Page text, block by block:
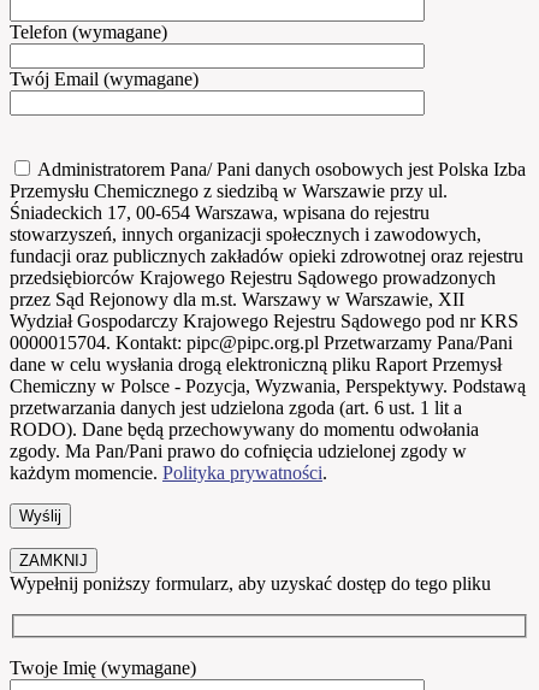
Telefon (wymagane)
Twój Email (wymagane)
Administratorem Pana/ Pani danych osobowych jest Polska Izba
Przemysłu Chemicznego z siedzibą w Warszawie przy ul.
Śniadeckich 17, 00-654 Warszawa, wpisana do rejestru
stowarzyszeń, innych organizacji społecznych i zawodowych,
fundacji oraz publicznych zakładów opieki zdrowotnej oraz rejestru
przedsiębiorców Krajowego Rejestru Sądowego prowadzonych
przez Sąd Rejonowy dla m.st. Warszawy w Warszawie, XII
Wydział Gospodarczy Krajowego Rejestru Sądowego pod nr KRS
0000015704. Kontakt: pipc@pipc.org.pl Przetwarzamy Pana/Pani
dane w celu wysłania drogą elektroniczną pliku Raport Przemysł
Chemiczny w Polsce - Pozycja, Wyzwania, Perspektywy. Podstawą
przetwarzania danych jest udzielona zgoda (art. 6 ust. 1 lit a
RODO). Dane będą przechowywany do momentu odwołania
zgody. Ma Pan/Pani prawo do cofnięcia udzielonej zgody w
każdym momencie. Polityka prywatności.
ZAMKNIJ
Wypełnij poniższy formularz, aby uzyskać dostęp do tego pliku
Twoje Imię (wymagane)